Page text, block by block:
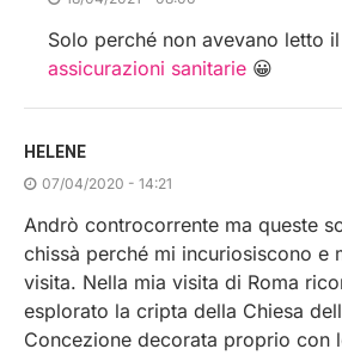
Solo perché non avevano letto
assicurazioni sanitarie 😀
HELENE
07/04/2020 - 14:21
Andrò controcorrente ma queste
chissà perché mi incuriosiscono e
visita. Nella mia visita di Roma
esplorato la cripta della Chiesa
Concezione decorata proprio con